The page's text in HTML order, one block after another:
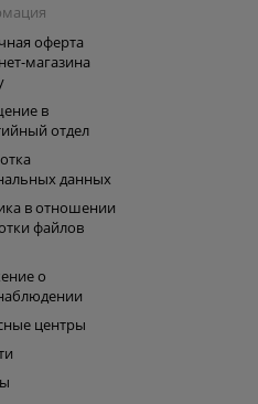
оферта
магазина
в
отдел
данных
в отношении
файлов
о
центры